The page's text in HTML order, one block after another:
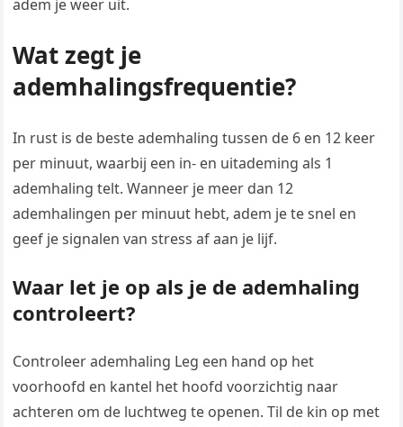
adem je weer uit.
Wat zegt je
ademhalingsfrequentie?
In rust is de beste ademhaling tussen de 6 en 12 keer
per minuut, waarbij een in- en uitademing als 1
ademhaling telt. Wanneer je meer dan 12
ademhalingen per minuut hebt, adem je te snel en
geef je signalen van stress af aan je lijf.
Waar let je op als je de ademhaling
controleert?
Controleer ademhaling Leg een hand op het
voorhoofd en kantel het hoofd voorzichtig naar
achteren om de luchtweg te openen. Til de kin op met